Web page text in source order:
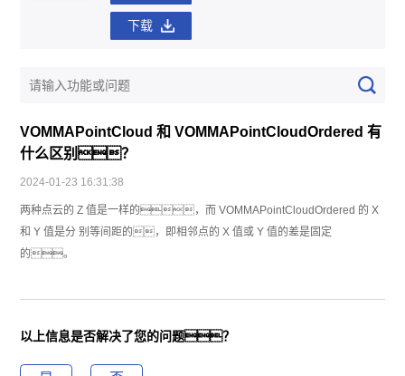
下载
VOMMAPointCloud 和 VOMMAPointCloudOrdered 有
什么区别？
2024-01-23 16:31:38
两种点云的 Z 值是一样的，而 VOMMAPointCloudOrdered 的 X
和 Y 值是分 别等间距的，即相邻点的 X 值或 Y 值的差是固定
的。
以上信息是否解决了您的问题？